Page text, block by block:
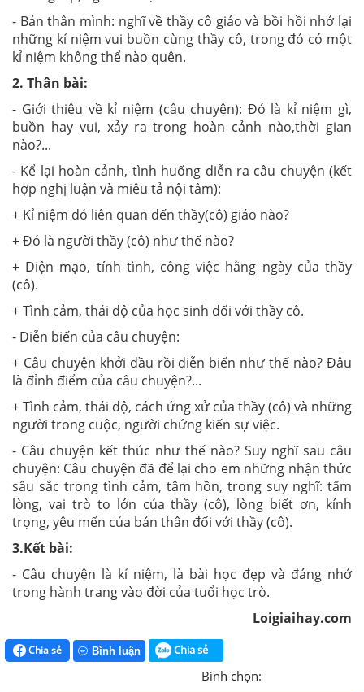
- Bản thân mình: nghĩ về thầy cô giáo và bồi hồi nhớ lại
những kỉ niệm vui buồn cùng thầy cô, trong đó có một
kỉ niệm không thể nào quên.
2. Thân bài:
- Giới thiệu về kỉ niệm (câu chuyện): Đó là kỉ niệm gì,
buồn hay vui, xảy ra trong hoàn cảnh nào,thời gian
nào?...
- Kể lại hoàn cảnh, tình huống diễn ra câu chuyện (kết
hợp nghị luận và miêu tả nội tâm):
+ Kỉ niệm đó liên quan đến thầy(cô) giáo nào?
+ Đó là người thầy (cô) như thế nào?
+ Diện mạo, tính tình, công việc hằng ngày của thầy
(cô).
+ Tình cảm, thái độ của học sinh đối với thầy cô.
- Diễn biến của câu chuyện:
+ Câu chuyện khởi đầu rồi diễn biến như thế nào? Đâu
là đỉnh điểm của câu chuyện?...
+ Tình cảm, thái độ, cách ứng xử của thầy (cô) và những
người trong cuộc, người chứng kiến sự việc.
- Câu chuyện kết thúc như thế nào? Suy nghĩ sau câu
chuyện: Câu chuyện đã để lại cho em những nhận thức
sâu sắc trong tình cảm, tâm hồn, trong suy nghĩ: tấm
lòng, vai trò to lớn của thầy (cô), lòng biết ơn, kính
trọng, yêu mến của bản thân đối với thầy (cô).
3.Kết bài:
- Câu chuyện là kỉ niệm, là bài học đẹp và đáng nhớ
trong hành trang vào đời của tuổi học trò.
Loigiaihay.com
Chia sẻ Bình luận Chia sẻ
Bình chọn: